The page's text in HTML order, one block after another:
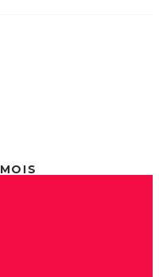
MOIS